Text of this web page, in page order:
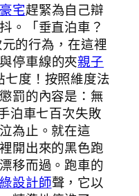
宅趕緊為自己辯
。「垂直泊車？
的行為，在這裡
停車線的夾親子
度！按照維度法
罰的內容是：無
泊車七百次失敗
為止。就在這
開出來的黑色跑
移而過。跑車的
綠設計師聲，它以